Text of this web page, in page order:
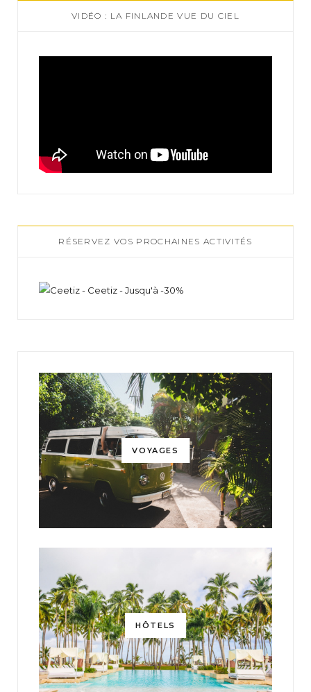
VIDÉO : LA FINLANDE VUE DU CIEL
RÉSERVEZ VOS PROCHAINES ACTIVITÉS
VOYAGES
HÔTELS